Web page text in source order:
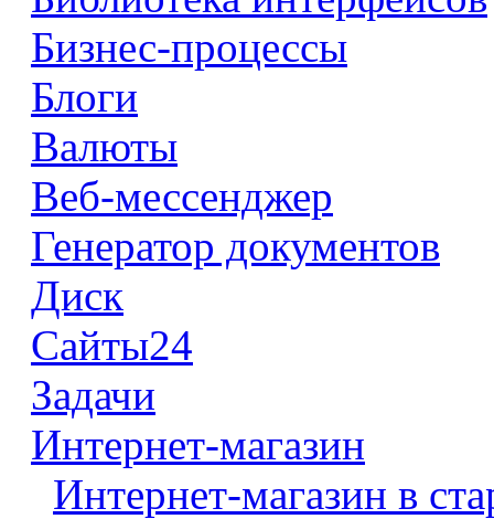
Бизнес-процессы
Блоги
Валюты
Веб-мессенджер
Генератор документов
Диск
Сайты24
Задачи
Интернет-магазин
Интернет-магазин в